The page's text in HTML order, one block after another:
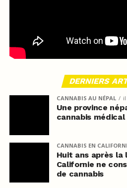
DERNIERS
CANNABIS AU NÉPAL
Une province
cannabis médical
CANNABIS EN
Huit ans après la
Californie ne
de cannabis